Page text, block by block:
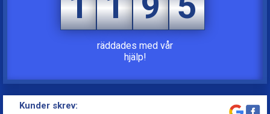
3
2
3
0
7
räddades med vår
hjälp!
Kunder skrev: